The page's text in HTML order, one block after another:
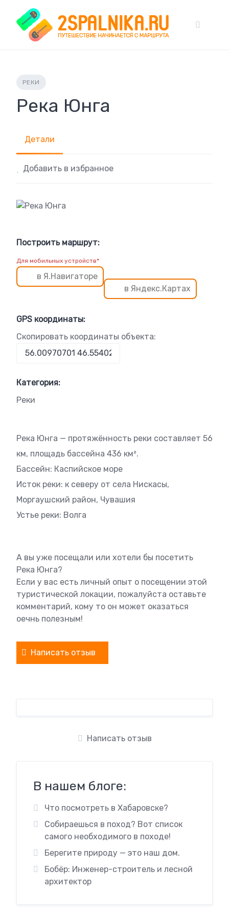
content
РЕКИ
Река Юнга
Детали
Добавить в избранное
Построить маршрут:
Для мобильных устройств*
в Я.Навигаторе
в Яндекс.Картах
GPS координаты:
Скопировать координаты объекта:
Категория:
Реки
Река Юнга — протяжённость реки составляет 56
км, площадь бассейна 436 км².
Бассейн: Каспийское море
Исток реки: к северу от села Нискасы,
Моргаушский район, Чувашия
Устье реки: Волга
А вы уже посещали или хотели бы посетить
Река Юнга?
Если у вас есть личный опыт о посещении этой
туристической локации, пожалуйста оставьте
комментарий, кому то он может оказаться
оечнь полезным!
Написать отзыв
Написать отзыв
В нашем блоге:
Что посмотреть в Хабаровске?
Собираешься в поход? Вот список
самого необходимого в походе!
Берегите природу — это наш дом.
Бобёр: Инженер-строитель и лесной
архитектор